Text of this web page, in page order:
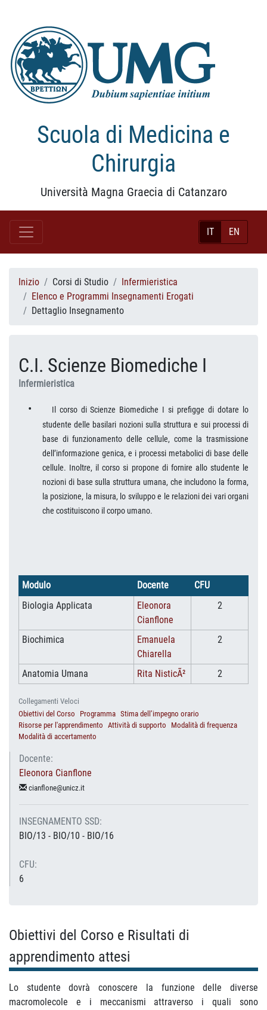
Scuola di Medicina e
Chirurgia
Università Magna Graecia di Catanzaro
IT EN
Inizio Corsi di Studio
Infermieristica
Elenco e Programmi Insegnamenti Erogati
Dettaglio Insegnamento
C.I. Scienze Biomediche I
Infermieristica
•
Il corso di Scienze Biomediche I si prefigge di dotare lo
studente delle basilari nozioni sulla struttura e sui processi di
base di funzionamento delle cellule, come la trasmissione
dell’informazione genica, e i processi metabolici di base delle
cellule. Inoltre, il corso si propone di fornire allo studente le
nozioni di base sulla struttura umana, che includono la forma,
la posizione, la misura, lo sviluppo e le relazioni dei vari organi
che costituiscono il corpo umano.
Modulo Docente
CFU
Biologia Applicata
Eleonora
Cianflone
2
Biochimica
Emanuela
Chiarella
2
Anatomia Umana Rita NisticÃ² 2
Collegamenti Veloci
Obiettivi del Corso
Programma Stima dell’impegno orario
Risorse per l'apprendimento Attività di supporto
Modalità di frequenza
Modalità di accertamento
Docente:
Eleonora Cianflone
cianflone@unicz.it
INSEGNAMENTO SSD:
BIO/13 - BIO/10 - BIO/16
CFU:
6
Obiettivi del Corso e Risultati di
apprendimento attesi
Lo studente dovrà conoscere la funzione delle diverse
macromolecole e i meccanismi attraverso i quali sono